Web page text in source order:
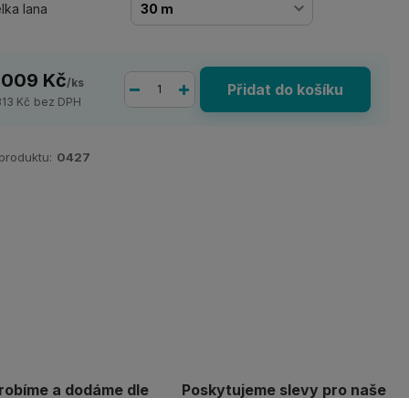
lana
Kč/ks
Kč bez DPH
Přidat do košíku
0427
a dodáme dle
Poskytujeme slevy pro naše